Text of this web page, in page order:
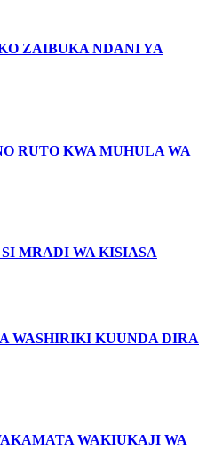
ZAIBUKA NDANI YA
RUTO KWA MUHULA WA
SI MRADI WA KISIASA
WASHIRIKI KUUNDA DIRA
WAKIUKAJI WA